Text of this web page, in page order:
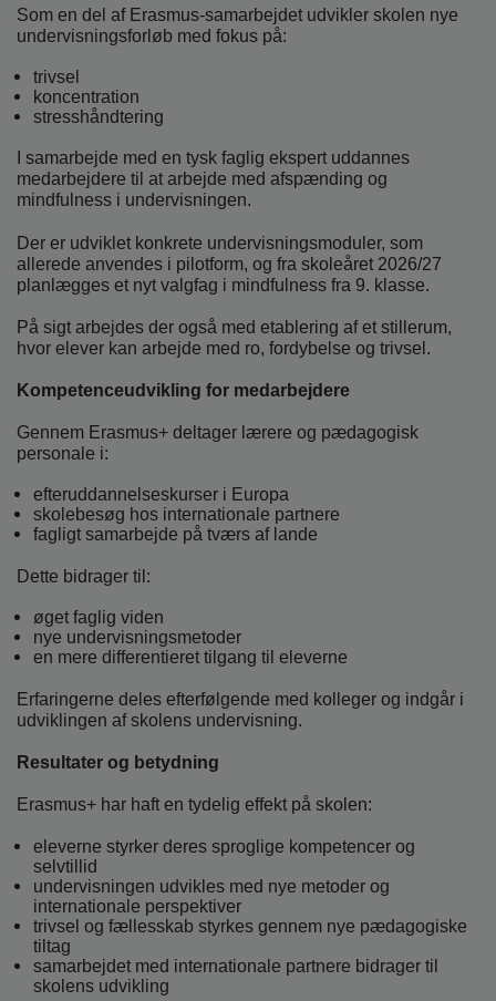
Som en del af Erasmus-samarbejdet udvikler skolen nye
undervisningsforløb med fokus på:
trivsel
koncentration
stresshåndtering
I samarbejde med en tysk faglig ekspert uddannes
medarbejdere til at arbejde med afspænding og
mindfulness i undervisningen.
Der er udviklet konkrete undervisningsmoduler, som
allerede anvendes i pilotform, og fra skoleåret 2026/27
planlægges et nyt valgfag i mindfulness fra 9. klasse.
På sigt arbejdes der også med etablering af et stillerum,
hvor elever kan arbejde med ro, fordybelse og trivsel.
Kompetenceudvikling for medarbejdere
Gennem Erasmus+ deltager lærere og pædagogisk
personale i:
efteruddannelseskurser i Europa
skolebesøg hos internationale partnere
fagligt samarbejde på tværs af lande
Dette bidrager til:
øget faglig viden
nye undervisningsmetoder
en mere differentieret tilgang til eleverne
Erfaringerne deles efterfølgende med kolleger og indgår i
udviklingen af skolens undervisning.
Resultater og betydning
Erasmus+ har haft en tydelig effekt på skolen:
eleverne styrker deres sproglige kompetencer og
selvtillid
undervisningen udvikles med nye metoder og
internationale perspektiver
trivsel og fællesskab styrkes gennem nye pædagogiske
tiltag
samarbejdet med internationale partnere bidrager til
skolens udvikling